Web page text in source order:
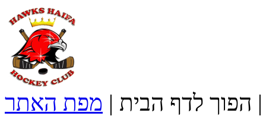
הפוך לדף הבית | מפת האתר